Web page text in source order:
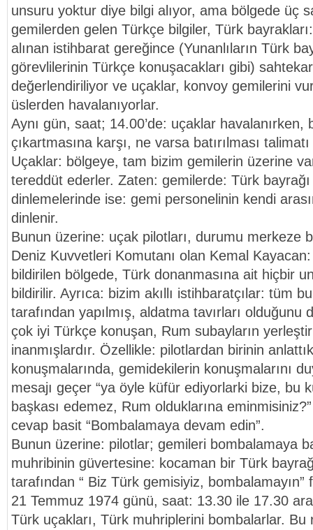
unsuru yoktur diye bilgi alıyor, ama bölgede üç
gemilerden gelen Türkçe bilgiler, Türk
alınan istihbarat gereğince (Yunanlıların Türk
görevlilerinin Türkçe konuşacakları gibi)
değerlendiriliyor ve uçaklar, konvoy gemilerini
üslerden havalanıyorlar.
Aynı gün, saat; 14.00’de: uçaklar havalanırken,
çıkartmasına karşı, ne varsa batırılması
Uçaklar: bölgeye, tam bizim gemilerin üzerine
tereddüt ederler. Zaten: gemilerde: Türk
dinlemelerinde ise: gemi personelinin kendi
dinlenir.
Bunun üzerine: uçak pilotları, durumu merkeze
Deniz Kuvvetleri Komutanı olan Kemal
bildirilen bölgede, Türk donanmasına ait hiçbir
bildirilir. Ayrıca: bizim akıllı istihbaratçılar: tüm
tarafından yapılmış, aldatma tavırları olduğunu
çok iyi Türkçe konuşan, Rum subayların
inanmışlardır. Özellikle: pilotlardan birinin
konuşmalarında, gemidekilerin konuşmalarını
mesajı geçer “ya öyle küfür ediyorlarki bize, bu
başkası edemez, Rum olduklarına
cevap basit “Bombalamaya devam edin”.
Bunun üzerine: pilotlar; gemileri bombalamaya
muhribinin güvertesine: kocaman bir Türk
tarafından “ Biz Türk gemisiyiz, bombalamayın”
21 Temmuz 1974 günü, saat: 13.30 ile 17.30
Türk uçakları, Türk muhriplerini bombalarlar. Bu